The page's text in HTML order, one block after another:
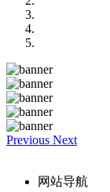
Previous Next
网站导航